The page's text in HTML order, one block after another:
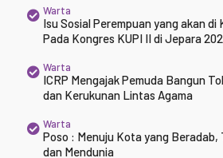
Warta
Isu Sosial Perempuan yang akan di
Pada Kongres KUPI II di Jepara
Warta
ICRP Mengajak Pemuda Bangun
dan Kerukunan Lintas Agama
Warta
Poso : Menuju Kota yang Beradab,
dan Mendunia